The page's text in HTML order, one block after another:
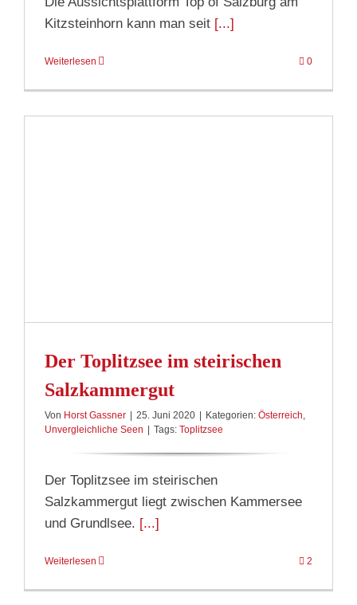
Kitzsteinhorn kann man seit [...]
Weiterlesen 0
Der Toplitzsee im steirischen
Salzkammergut
Von Horst Gassner | 25. Juni 2020 | Kategorien: Österreich
Unvergleichliche Seen | Tags: Toplitzsee
Der Toplitzsee im steirischen
Salzkammergut liegt zwischen Kammersee
und Grundlsee. [...]
Weiterlesen 2